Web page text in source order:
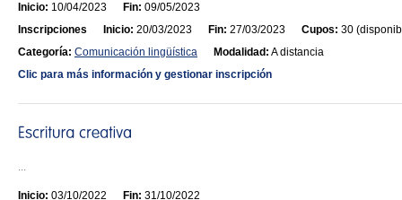
Inicio: 10/04/2023 Fin: 09/05/2023
Inscripciones
Inicio: 20/03/2023 Fin: 27/03/2023 Cupos: 30
Categoría: Comunicación lingüística Modalidad: A distancia
Clic para más información y gestionar inscripción
...
Inicio: 03/10/2022 Fin: 31/10/2022